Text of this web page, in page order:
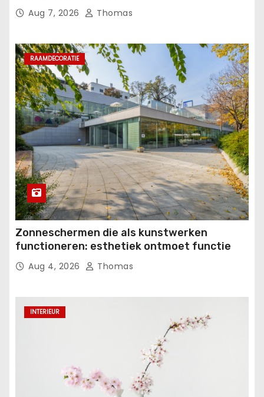
Aug 7, 2026 Thomas
RAAMDECORATIE
Zonneschermen die als kunstwerken
functioneren: esthetiek ontmoet functie
Aug 4, 2026 Thomas
INTERIEUR